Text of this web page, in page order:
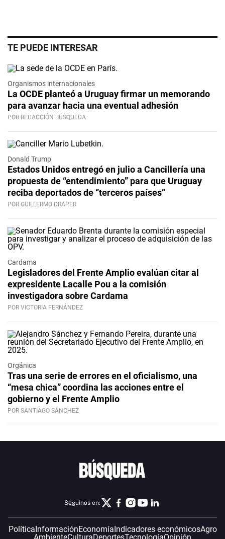
TE PUEDE INTERESAR
Organismos internacionales
La OCDE planteó a Uruguay firmar un memorando
para avanzar hacia una eventual adhesión
POR REDACCIÓN BÚSQUEDA
Donald Trump
Estados Unidos entregó en julio a Cancillería una
propuesta de “entendimiento” para que Uruguay
reciba deportados de “terceros países”
POR GUILLERMO DRAPER
Cardama
Legisladores del Frente Amplio evalúan citar al
expresidente Lacalle Pou a la comisión
investigadora sobre Cardama
POR VICTORIA FERNÁNDEZ
Orgánica
Tras una serie de errores en el oficialismo, una
“mesa chica” coordina las acciones entre el
gobierno y el Frente Amplio
POR SANTIAGO SÁNCHEZ
Seguinos en:
PolíticaInformaciónEconomíaIndicadores económicosAgro
AmbienteCulturaDeportesTecnologíaOpinión